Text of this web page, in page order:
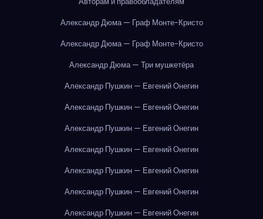
Александр Дюма — Граф Монте-Кристо
Александр Дюма — Граф Монте-Кристо
Александр Дюма — Три мушкетёра
Александр Пушкин — Евгений Онегин
Александр Пушкин — Евгений Онегин
Александр Пушкин — Евгений Онегин
Александр Пушкин — Евгений Онегин
Александр Пушкин — Евгений Онегин
Александр Пушкин — Евгений Онегин
Александр Пушкин — Евгений Онегин